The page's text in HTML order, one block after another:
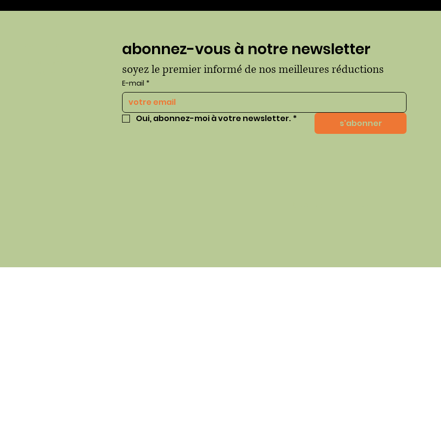
abonnez-vous à notre newsletter
soyez le premier informé de nos meilleures réductions
E-mail *
Oui, abonnez-moi à votre newsletter. * s'abonner